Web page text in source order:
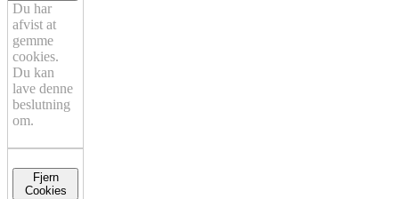
Du har
afvist at
gemme
cookies.
Du kan
lave denne
beslutning
om.
Fjern
Cookies